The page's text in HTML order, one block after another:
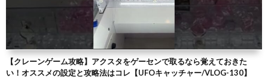
【クレーンゲーム攻略】アクスタをゲーセンで取るなら覚えておきた
い！オススメの設定と攻略法はコレ【UFOキャッチャー/VLOG-130】